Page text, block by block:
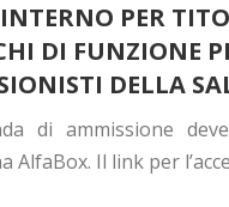
PER
DI FUNZIONE
DELLA
di ammissione
AlfaBox. Il link per